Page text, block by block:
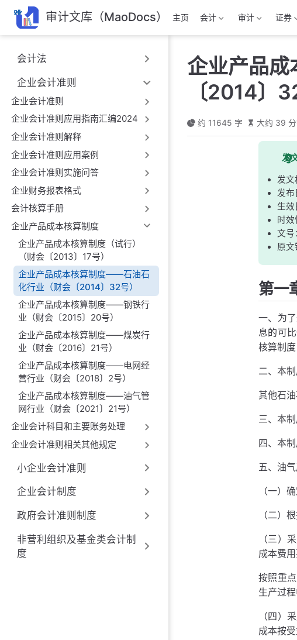
跳
至
主
內
容
审计文库（MaoDocs） 主页 会计 审计 证券
会计法
企业会计准则
企业会计准则
企业会计准则应用指南汇编2024
企业会计准则解释
企业会计准则应用案例
企业会计准则实施问答
企业财务报表格式
会计核算手册
企业产品成本核算制度
企业产品成本核算制度（试行）
（财会〔2013〕17号）
企业产品成本核算制度——石油石
化行业（财会〔2014〕32号）
企业产品成本核算制度——钢铁行
业（财会〔2015〕20号）
企业产品成本核算制度——煤炭行
业（财会〔2016〕21号）
企业产品成本核算制度——电网经
营行业（财会〔2018〕2号）
企业产品成本核算制度——油气管
网行业（财会〔2021〕21号）
企业会计科目和主要账务处理
企业会计准则相关其他规定
小企业会计准则
企业会计制度
政府会计准则制度
非营利组织及基金类会计制
度
企业产品
〔2014〕
约 11645 字 大约 39
发
发文
发
生
时效
文号
原文
第一
一、为
息的可
核算制
二、本
其他石
三、本
四、本
五、油
（一）
（二）
（三）
成本费
按照重
生产过
（四）
成本按